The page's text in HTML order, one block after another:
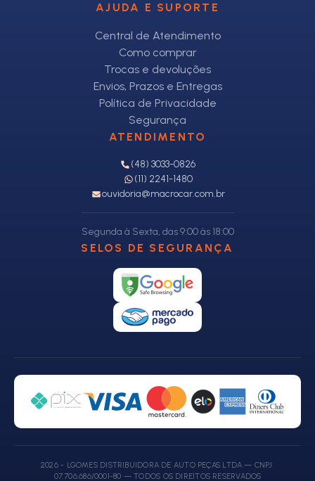
AJUDA E SUPORTE
Central de Atendimento
Como comprar
Trocas e devoluções
Envios, Prazos e Entregas
Política de Privacidade
Segurança
ATENDIMENTO
(48) 3033-0826
(11) 2241-1480
ouvidoria@macrocar.com.br
Segunda à Sexta, das 9:00 às 18:00
SELOS DE SEGURANÇA
2026 - LGOMES DISTRIBUIDORA DE AUTO PEÇAS LTDA — CNPJ:
07.706.686/0001-80 — TODOS OS DIREITOS RESERVADOS